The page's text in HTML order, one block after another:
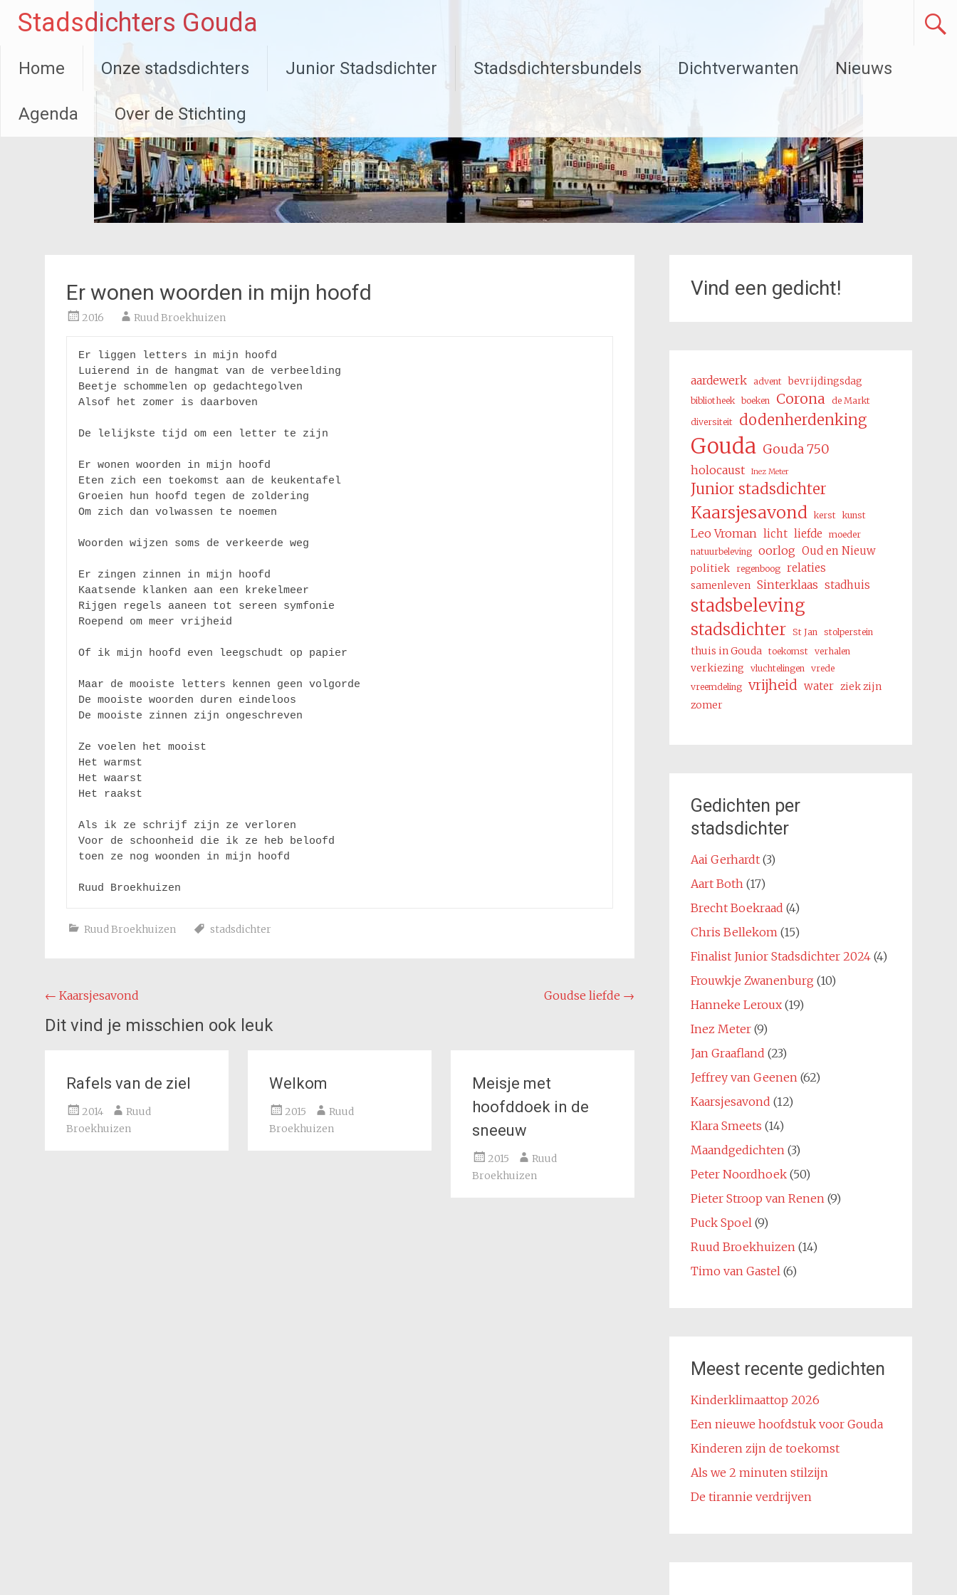
naar
inhoud
Stadsdichters Gouda
Home Onze stadsdichters Junior Stadsdichter Stadsdichtersbundels Dichtverwanten Nieuws
Agenda Over de Stichting
Er wonen woorden in mijn hoofd
2016 Ruud Broekhuizen
Er liggen letters in mijn hoofd
Luierend in de hangmat van de verbeelding
Beetje schommelen op gedachtegolven
Alsof het zomer is daarboven
De lelijkste tijd om een letter te zijn
Er wonen woorden in mijn hoofd
Eten zich een toekomst aan de keukentafel
Groeien hun hoofd tegen de zoldering
Om zich dan volwassen te noemen
Woorden wijzen soms de verkeerde weg
Er zingen zinnen in mijn hoofd
Kaatsende klanken aan een krekelmeer
Rijgen regels aaneen tot sereen symfonie
Roepend om meer vrijheid
Of ik mijn hoofd even leegschudt op papier
Maar de mooiste letters kennen geen volgorde
De mooiste woorden duren eindeloos
De mooiste zinnen zijn ongeschreven
Ze voelen het mooist
Het warmst
Het waarst
Het raakst
Als ik ze schrijf zijn ze verloren
Voor de schoonheid die ik ze heb beloofd
toen ze nog woonden in mijn hoofd
Ruud Broekhuizen stadsdichter
Bericht
navigatie
← Kaarsjesavond Goudse liefde →
Dit vind je misschien ook leuk
Rafels van de ziel
2014
Ruud
Broekhuizen
Welkom
2015
Ruud
Broekhuizen
Meisje met
hoofddoek in de
sneeuw
2015
Ruud
Broekhuizen
Vind een gedicht!
aardewerk advent bevrijdingsdag
bibliotheek boeken Corona
de Markt
diversiteit
dodenherdenking
Gouda Gouda 750
holocaust Inez Meter
Junior stadsdichter
Kaarsjesavond kerst kunst
Leo Vroman licht liefde
moeder
natuurbeleving
oorlog Oud en Nieuw
politiek regenboog relaties
samenleven Sinterklaas stadhuis
stadsbeleving
stadsdichter St Jan stolperstein
thuis in Gouda toekomst verhalen
verkiezing vluchtelingen
vrede
vreemdeling
vrijheid water ziek zijn
zomer
Gedichten per
stadsdichter
Aai Gerhardt(3)
Aart Both(17)
Brecht Boekraad (4)
Chris Bellekom(15)
Finalist Junior Stadsdichter 2024(4)
Frouwkje Zwanenburg (10)
Hanneke Leroux(19)
Inez Meter(9)
Jan Graafland (23)
Jeffrey van Geenen(62)
Kaarsjesavond (12)
Klara Smeets (14)
Maandgedichten(3)
Peter Noordhoek(50)
Pieter Stroop van Renen(9)
Puck Spoel(9)
Ruud Broekhuizen(14)
Timo van Gastel(6)
Meest recente gedichten
Kinderklimaattop 2026
Een nieuwe hoofdstuk voor Gouda
Kinderen zijn de toekomst
Als we 2 minuten stilzijn
De tirannie verdrijven